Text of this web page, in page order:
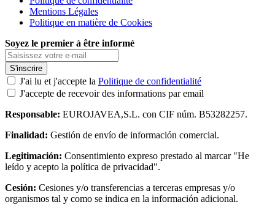
Mentions Légales
Politique en matière de Cookies
Soyez le premier à être informé
S'inscrire
J'ai lu et j'accepte la Politique de confidentialité
J'accepte de recevoir des informations par email
Responsable: EUROJAVEA,S.L. con CIF núm. B53282257.
Finalidad: Gestión de envío de información comercial.
Legitimación: Consentimiento expreso prestado al marcar "He
leído y acepto la política de privacidad".
Cesión: Cesiones y/o transferencias a terceras empresas y/o
organismos tal y como se indica en la información adicional.